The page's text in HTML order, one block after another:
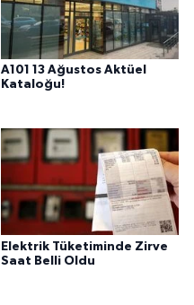
A101 13 Ağustos Aktüel
Kataloğu!
Elektrik Tüketiminde Zirve
Saat Belli Oldu